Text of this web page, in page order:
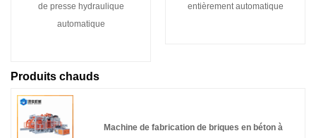
de presse hydraulique
automatique
entièrement automatique
Produits chauds
Machine de fabrication de briques en béton à